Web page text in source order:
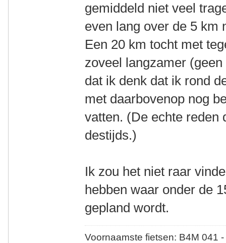
gemiddeld niet veel
even lang over de 5 km
Een 20 km tocht met
zoveel langzamer
dat ik denk dat ik rond
met daarbovenop nog
vatten. (De echte reden
destijds.)
Ik zou het niet raar
hebben waar onder de
gepland wordt.
Voornaamste fietsen: B4M